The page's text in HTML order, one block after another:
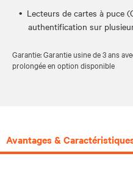
Lecteurs de cartes à puce
authentification sur
Garantie: Garantie usine de 3 ans
prolongée en option disponible
Avantages &